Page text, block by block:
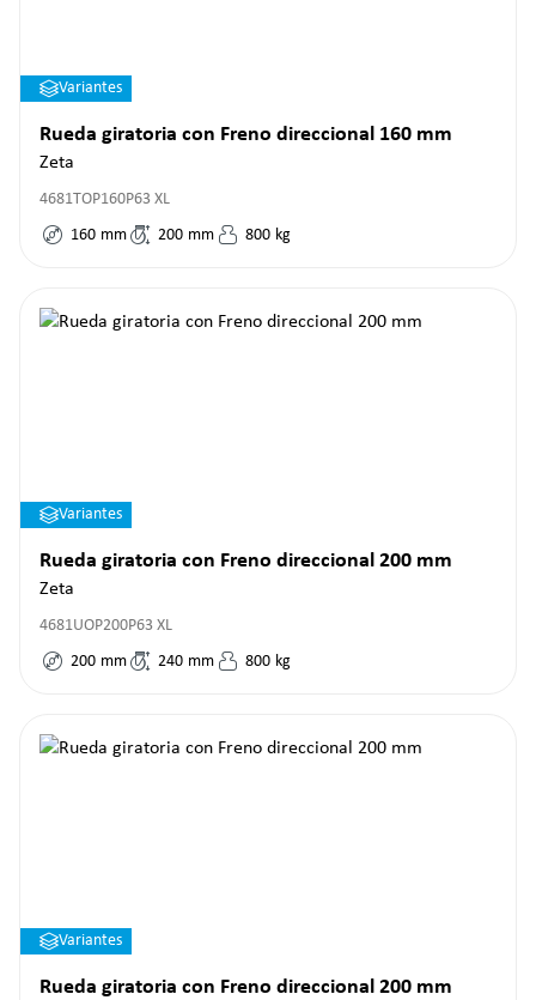
Variantes
Rueda giratoria con Freno direccional 160 mm
Zeta
4681TOP160P63 XL
160 mm 200 mm 800 kg
Variantes
Rueda giratoria con Freno direccional 200 mm
Zeta
4681UOP200P63 XL
200 mm 240 mm 800 kg
Variantes
Rueda giratoria con Freno direccional 200 mm